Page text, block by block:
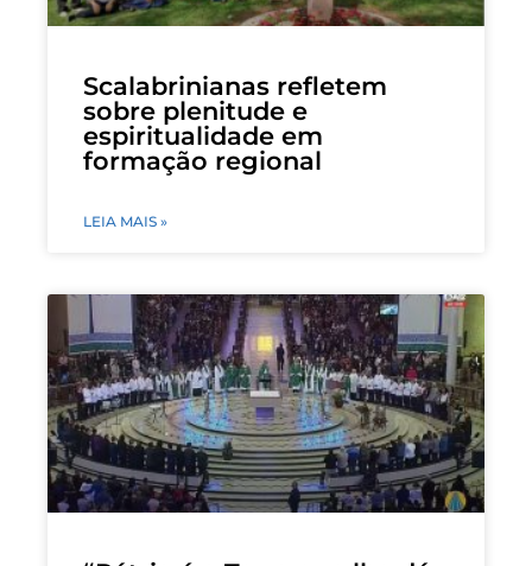
Scalabrinianas refletem
sobre plenitude e
espiritualidade em
formação regional
LEIA MAIS »